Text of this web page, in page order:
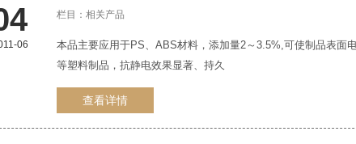
06
栏目： 相关产品
本品主要应用于PS、ABS材料，添加量2～3.5%,可使制品表
等塑料制品，抗静电效果显著、持久
查看详情